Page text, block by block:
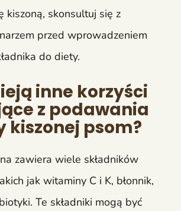
kiszoną, skonsultuj się z
przed wprowadzeniem
do diety.
inne korzyści
z podawania
kiszonej psom?
zawiera wiele składników
jak witaminy C i K, błonnik,
Te składniki mogą być